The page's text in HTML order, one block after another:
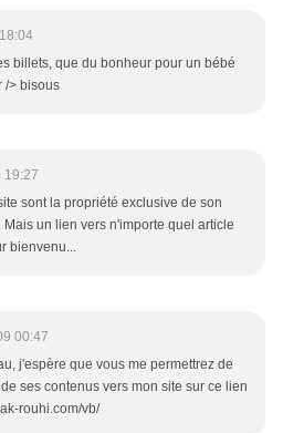
billets, que du bonheur pour un bébé
/> bisous
19:27
sont la propriété exclusive de son
Mais un lien vers n'importe quel article
bienvenu...
00:47
j'espère que vous me permettrez de
ses contenus vers mon site sur ce lien
rouhi.com/vb/